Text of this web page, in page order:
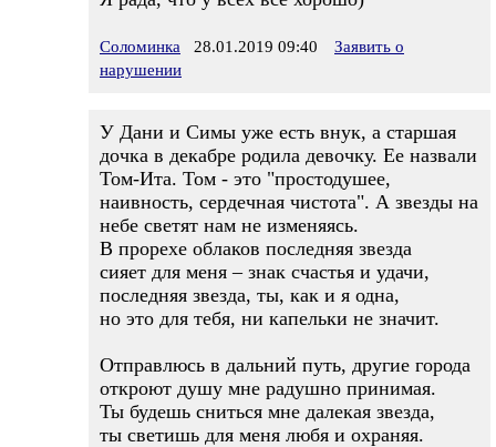
Соломинка 28.01.2019 09:40
Заявить о
нарушении
У Дани и Симы уже есть внук, а старшая
дочка в декабре родила девочку. Ее назвали
Том-Ита. Том - это "простодушее,
наивность, сердечная чистота". А звезды на
небе светят нам не изменяясь.
В прорехе облаков последняя звезда
сияет для меня – знак счастья и удачи,
последняя звезда, ты, как и я одна,
но это для тебя, ни капельки не значит.
Отправлюсь в дальний путь, другие города
откроют душу мне радушно принимая.
Ты будешь сниться мне далекая звезда,
ты светишь для меня любя и охраняя.